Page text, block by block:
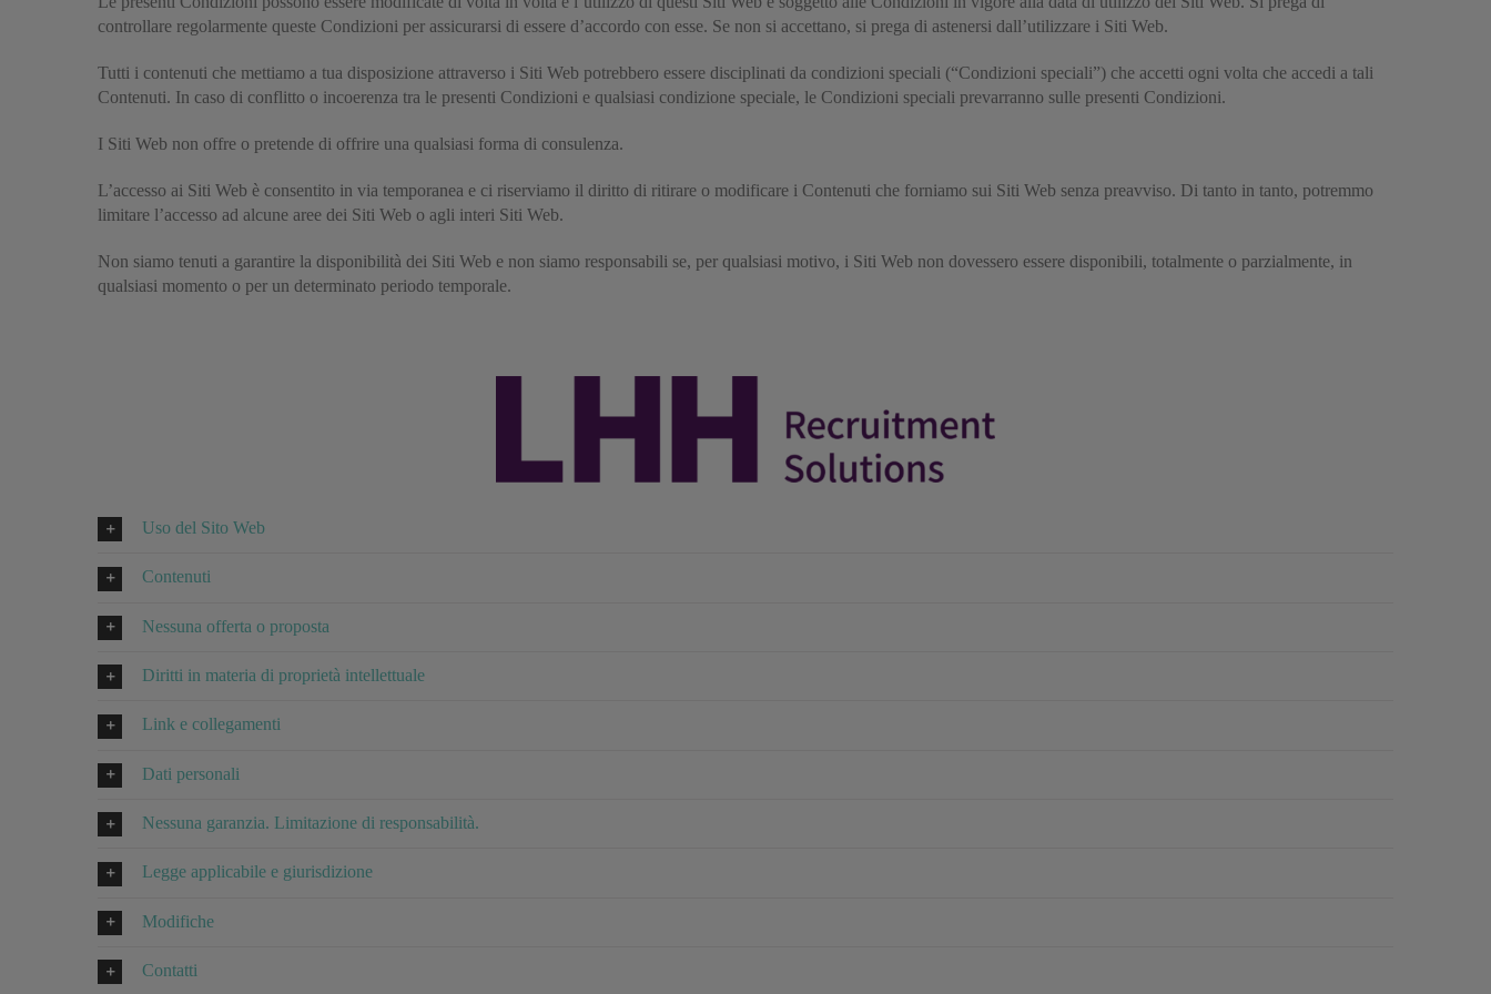
controllare regolarmente queste Condizioni per assicurarsi di essere d’accordo con esse. Se non si accettano, si prega di astenersi dall’utilizzare i Siti Web.
Tutti i contenuti che mettiamo a tua disposizione attraverso i Siti Web potrebbero essere disciplinati da condizioni speciali (“Condizioni speciali”) che accetti ogni volta che accedi a tali
Contenuti. In caso di conflitto o incoerenza tra le presenti Condizioni e qualsiasi condizione speciale, le Condizioni speciali prevarranno sulle presenti Condizioni.
I Siti Web non offre o pretende di offrire una qualsiasi forma di consulenza.
L’accesso ai Siti Web è consentito in via temporanea e ci riserviamo il diritto di ritirare o modificare i Contenuti che forniamo sui Siti Web senza preavviso. Di tanto in tanto, potremmo
limitare l’accesso ad alcune aree dei Siti Web o agli interi Siti Web.
Non siamo tenuti a garantire la disponibilità dei Siti Web e non siamo responsabili se, per qualsiasi motivo, i Siti Web non dovessero essere disponibili, totalmente o parzialmente, in
qualsiasi momento o per un determinato periodo temporale.
Uso del Sito Web
Contenuti
Nessuna offerta o proposta
Diritti in materia di proprietà intellettuale
Link e collegamenti
Dati personali
Nessuna garanzia. Limitazione di responsabilità.
Legge applicabile e giurisdizione
Modifiche
Contatti